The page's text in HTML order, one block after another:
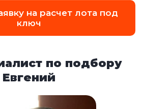
на расчет лота под
ключ
по подбору
Евгений